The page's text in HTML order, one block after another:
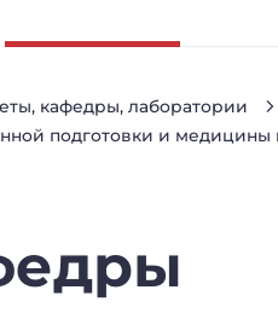
кафедры, лаборатории
подготовки и медицины